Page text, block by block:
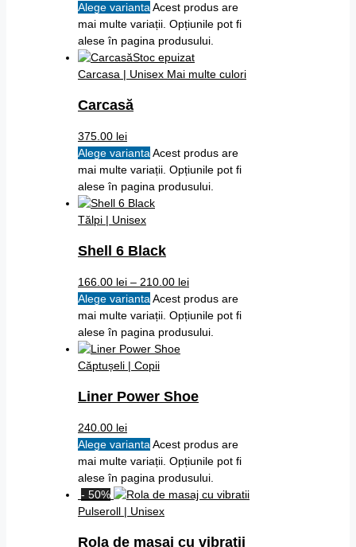
Alege varianta Acest produs are
mai multe variații. Opțiunile pot fi
alese în pagina produsului.
Stoc epuizat
Carcasa | Unisex Mai multe culori
Carcasă
375.00 lei
Alege varianta Acest produs are
mai multe variații. Opțiunile pot fi
alese în pagina produsului.
Tălpi | Unisex
Shell 6 Black
166.00 lei – 210.00 lei
Alege varianta Acest produs are
mai multe variații. Opțiunile pot fi
alese în pagina produsului.
Căptușeli | Copii
Liner Power Shoe
240.00 lei
Alege varianta Acest produs are
mai multe variații. Opțiunile pot fi
alese în pagina produsului.
- 50%
Pulseroll | Unisex
Rola de masaj cu vibratii